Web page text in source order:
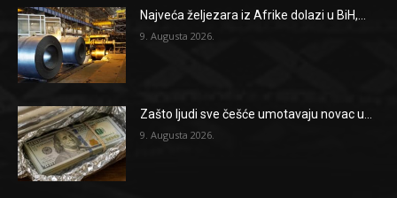
Najveća željezara iz Afrike dolazi u BiH,...
9. Augusta 2026.
Zašto ljudi sve češće umotavaju novac u...
9. Augusta 2026.